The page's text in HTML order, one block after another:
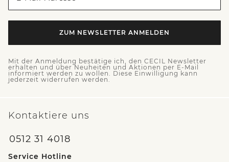
ZUM NEWSLETTER ANMELDEN
Mit der Anmeldung bestätige ich, den CECIL Newsletter
erhalten und über Neuheiten und Aktionen per E-Mail
informiert werden zu wollen. Diese Einwilligung kann
jederzeit widerrufen werden.
Kontaktiere uns
0512 31 4018
Service Hotline